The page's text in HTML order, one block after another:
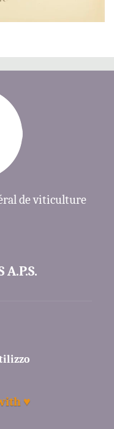
de viticulture
A.P.S.
♥